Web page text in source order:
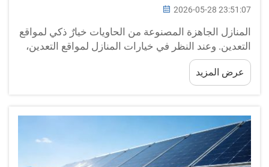
2026-05-28 23:51:07
المنازل الجاهزة المصنوعة من الحاويات خيارٌ ذكي لمواقع
التعدين. وعند النظر في خيارات المنازل لمواقع التعدين،
تُعد المنازل الجاهزة المصنوعة من الحاويات الخيار
المنطقي. فهي تُصنع في المصانع ثم تُنقل إلى موقع
العمل. وهذا يجعل تركيبها سهلًا للغاية...
عرض المزيد